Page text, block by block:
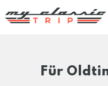
Für